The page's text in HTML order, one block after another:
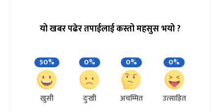
यो खबर पढेर तपाईलाई कस्तो महसुस भयो ?
50%
खुसी
0%
दुःखी
0%
अचम्मित
0%
उत्साहित